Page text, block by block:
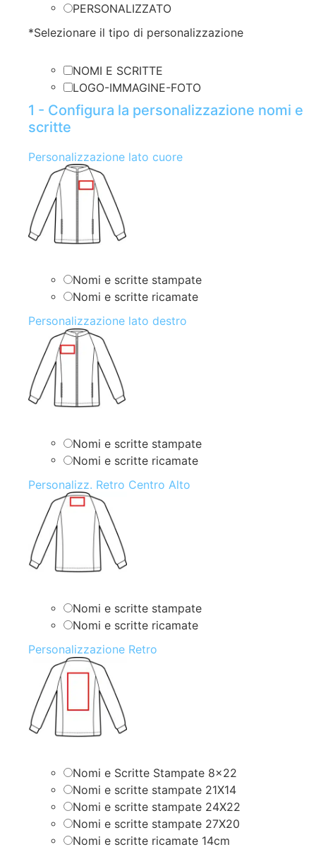
PERSONALIZZATO
*Selezionare il tipo di personalizzazione
NOMI E SCRITTE
LOGO-IMMAGINE-FOTO
1 - Configura la personalizzazione nomi e
scritte
Personalizzazione lato cuore
Nomi e scritte stampate
Nomi e scritte ricamate
Personalizzazione lato destro
Nomi e scritte stampate
Nomi e scritte ricamate
Personalizz. Retro Centro Alto
Nomi e scritte stampate
Nomi e scritte ricamate
Personalizzazione Retro
Nomi e Scritte Stampate 8×22
Nomi e scritte stampate 21X14
Nomi e scritte stampate 24X22
Nomi e scritte stampate 27X20
Nomi e scritte ricamate 14cm